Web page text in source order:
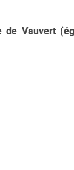
de Vauvert